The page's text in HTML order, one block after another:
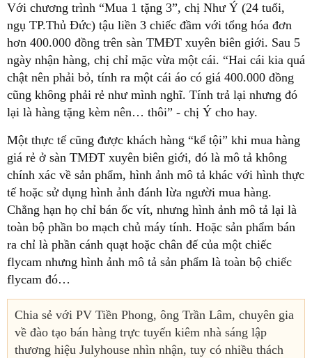
Với chương trình “Mua 1 tặng 3”, chị Như Ý (24 tuổi,
ngụ TP.Thủ Đức) tậu liền 3 chiếc đầm với tổng hóa đơn
hơn 400.000 đồng trên sàn TMĐT xuyên biên giới. Sau 5
ngày nhận hàng, chị chỉ mặc vừa một cái. “Hai cái kia quá
chật nên phải bỏ, tính ra một cái áo có giá 400.000 đồng
cũng không phải rẻ như mình nghĩ. Tính trả lại nhưng đó
lại là hàng tặng kèm nên… thôi” - chị Ý cho hay.
Một thực tế cũng được khách hàng “kể tội” khi mua hàng
giá rẻ ở sàn TMĐT xuyên biên giới, đó là mô tả không
chính xác về sản phẩm, hình ảnh mô tả khác với hình thực
tế hoặc sử dụng hình ảnh đánh lừa người mua hàng.
Chẳng hạn họ chỉ bán ốc vít, nhưng hình ảnh mô tả lại là
toàn bộ phần bo mạch chủ máy tính. Hoặc sản phẩm bán
ra chỉ là phần cánh quạt hoặc chân đế của một chiếc
flycam nhưng hình ảnh mô tả sản phẩm là toàn bộ chiếc
flycam đó…
Chia sẻ với PV Tiền Phong, ông Trần Lâm, chuyên gia
về đào tạo bán hàng trực tuyến kiêm nhà sáng lập
thương hiệu Julyhouse nhìn nhận, tuy có nhiều thách